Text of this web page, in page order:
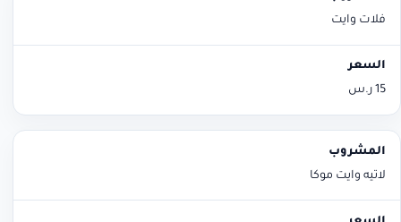
فلات وايت
15 ر.س
لاتيه وايت موكا